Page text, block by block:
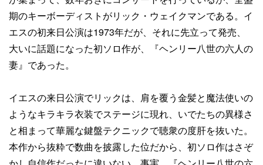
期のキーボーディストがリック・ウェイクマンである。イ
エスの初来日公演は1973年だが、それに先立って発売、
大いに話題になった初ソロ作が、『ヘンリー八世の六人の
妻』であった。
イエスの来日公演でリックは、肩を覆う金髪と魔法使いの
ようなキラキラ衣装でステージに現れ、いでたちの異様さ
と相まって華麗な鍵盤テクニックで聴衆の度肝を抜いた。
本作から抜粋で数曲を披露した位だから、初ソロ作はさぞ